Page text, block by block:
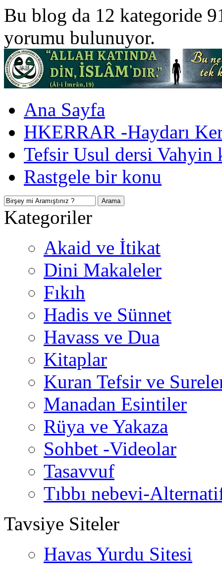
Bu blog da 12 kategoride
yorumu bulunuyor.
Ana Sayfa
HKERRAR -Haydarı
Tefsir Usul dersi Vahyin
Rastgele bir konu
Kategoriler
Akaid ve İtikat
Dini Makaleler
Fıkıh
Hadis ve Sünnet
Havass ve Dua
Kitaplar
Kuran Tefsir ve
Manadan Esintiler
Rüya ve Yakaza
Sohbet -Videolar
Tasavvuf
Tıbbı nebevi-
Tavsiye Siteler
Havas Yurdu Sitesi